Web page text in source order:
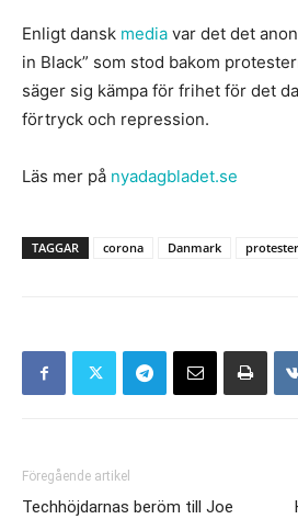
Enligt dansk media var det det
in Black” som stod bakom
säger sig kämpa för frihet för det
förtryck och repression.
Läs mer på nyadagbladet.se
TAGGAR corona Danmark protester
Föregående artikel
Techhöjdarnas beröm till Joe